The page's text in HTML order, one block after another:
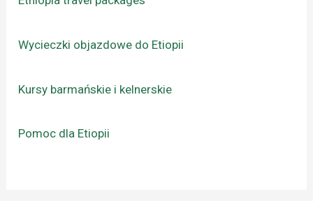
Wycieczki objazdowe do Etiopii
Kursy barmańskie i kelnerskie
Pomoc dla Etiopii